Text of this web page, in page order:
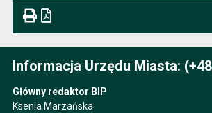
Informacja Urzędu Miasta:
Główny redaktor BIP
Ksenia Marzańska